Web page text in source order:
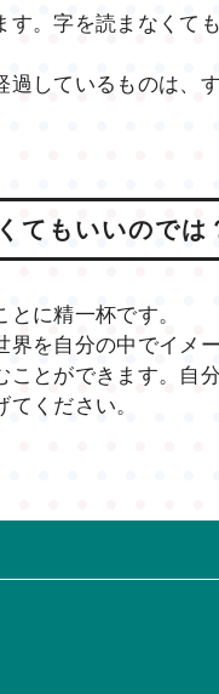
。字を読まなくて
しているものは、
てもいいのでは
に精一杯です。
を自分の中でイメ
とができます。自
ください。